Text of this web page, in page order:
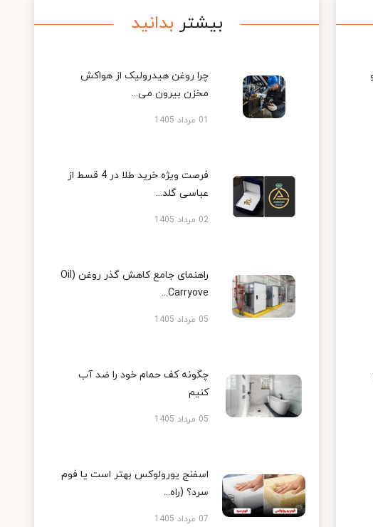
بیشتر بدانید
چرا روغن هیدرولیک از هواکش
مخزن بیرون می...
01 مرداد 1405
فرصت ویژه خرید طلا در 4 قسط از
عباسی گلد...
02 مرداد 1405
راهنمای جامع کاهش گذر روغن (Oil
Carryove...
05 مرداد 1405
چگونه کف حمام خود را ضد آب
کنیم
05 مرداد 1405
اسفنج یورولوکس بهتر است یا فوم
سرد؟ (راه...
07 مرداد 1405